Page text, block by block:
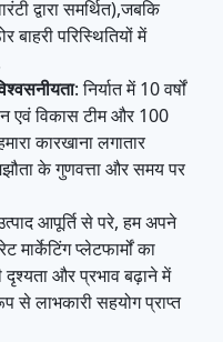
चार्जर
द्वारा समर्थित),जबकि
बाहरी परिस्थितियों में
: निर्यात में 10 वर्षों
एवं विकास टीम और 100
कारखाना लगातार
के गुणवत्ता और समय पर
आपूर्ति से परे, हम अपने
मार्केटिंग प्लेटफार्मों का
दृश्यता और प्रभाव बढ़ाने में
से लाभकारी सहयोग प्राप्त